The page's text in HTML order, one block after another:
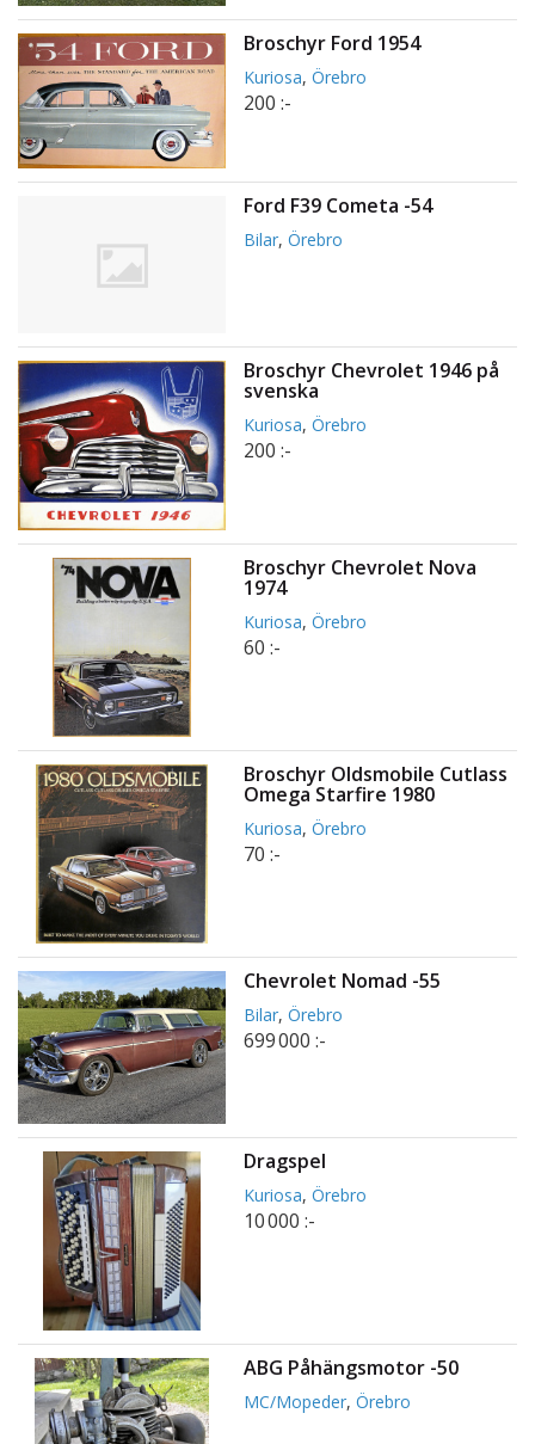
Broschyr Ford 1954
Kuriosa,Örebro
200 :-
Ford F39 Cometa -54
Bilar,Örebro
Broschyr Chevrolet 1946 på
svenska
Kuriosa,Örebro
200 :-
Broschyr Chevrolet Nova
1974
Kuriosa,Örebro
60 :-
Broschyr Oldsmobile Cutlass
Omega Starfire 1980
Kuriosa,Örebro
70 :-
Chevrolet Nomad -55
Bilar,Örebro
699 000 :-
Dragspel
Kuriosa,Örebro
10 000 :-
ABG Påhängsmotor -50
MC/Mopeder,Örebro